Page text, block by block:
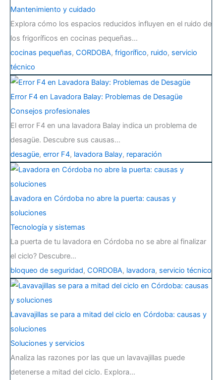
Mantenimiento y cuidado
Explora cómo los espacios reducidos influyen en el ruido de
los frigoríficos en cocinas pequeñas…
cocinas pequeñas, CORDOBA, frigorífico, ruido, servicio
técnico
Error F4 en Lavadora Balay: Problemas de Desagüe
Consejos profesionales
El error F4 en una lavadora Balay indica un problema de
desagüe. Descubre sus causas…
desagüe, error F4, lavadora Balay, reparación
Lavadora en Córdoba no abre la puerta: causas y
soluciones
Tecnología y sistemas
La puerta de tu lavadora en Córdoba no se abre al finalizar
el ciclo? Descubre…
bloqueo de seguridad, CORDOBA, lavadora, servicio técnico
Lavavajillas se para a mitad del ciclo en Córdoba: causas y
soluciones
Soluciones y servicios
Analiza las razones por las que un lavavajillas puede
detenerse a mitad del ciclo. Explora…